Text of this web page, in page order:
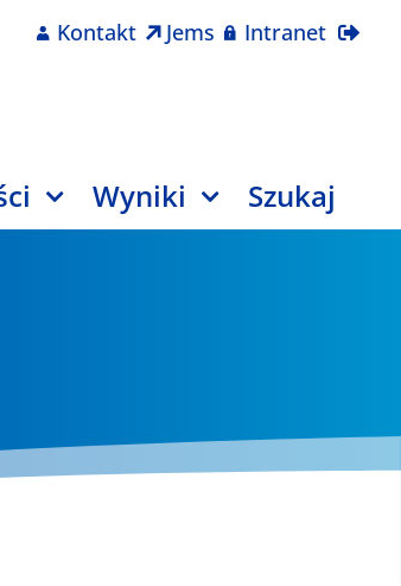
Kontakt Jems Intranet
Wyniki Szukaj